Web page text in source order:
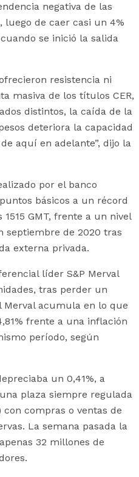
negativa de las
luego de caer casi un 4%
se inició la salida
resistencia ni
masiva de los títulos CER,
distintos, la caída de la
deteriora la capacidad
aquí en adelante”, dijo la
por el banco
básicos a un récord
GMT, frente a un nivel
septiembre de 2020 tras
externa privada.
líder S&P Merval
tras perder un
Merval acumula en lo que
frente a una inflación
período, según
un 0,41%, a
plaza siempre regulada
con compras o ventas de
La semana pasada la
32 millones de